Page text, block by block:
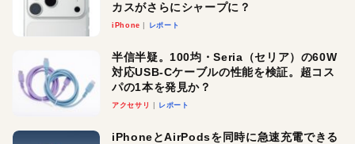
カスがさらにシャープに？
iPhone レポート
半信半疑。100均・Seria（セリア）の60W
対応USB-Cケーブルの性能を検証。超コス
パの1本を発見か？
アクセサリ レポート
iPhoneとAirPodsを同時に急速充電できる